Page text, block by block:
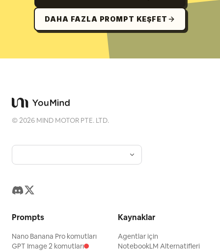
DAHA FAZLA PROMPT KEŞFET
©2026 MIND MOTOR PTE. LTD.
Prompts
Nano Banana Pro komutları
GPT Image 2 komutları
Kaynaklar
Agentlar için
NotebookLM Alternatifleri